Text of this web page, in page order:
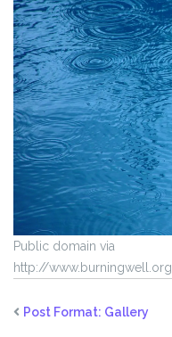
Public domain via
http://
Post Format: Gallery